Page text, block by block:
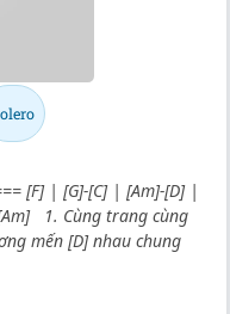
[F] | [G]-[C] | [Am]-[D] |
1. Cùng trang cùng
mến [D] nhau chung